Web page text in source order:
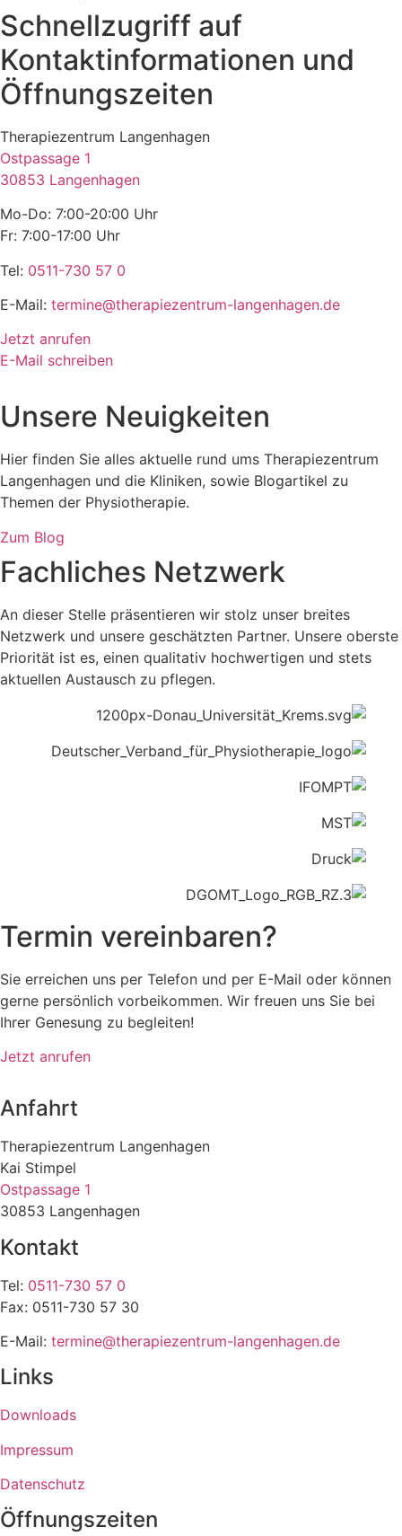
Schnellzugriff auf
Kontaktinformationen und
Öffnungszeiten
Therapiezentrum Langenhagen
Ostpassage 1
30853 Langenhagen
Mo-Do: 7:00-20:00 Uhr
Fr: 7:00-17:00 Uhr
Tel: 0511-730 57 0
E-Mail: termine@therapiezentrum-langenhagen.de
Jetzt anrufen
E-Mail schreiben
Unsere Neuigkeiten
Hier finden Sie alles aktuelle rund ums Therapiezentrum
Langenhagen und die Kliniken, sowie Blogartikel zu
Themen der Physiotherapie.
Zum Blog
Fachliches Netzwerk
An dieser Stelle präsentieren wir stolz unser breites
Netzwerk und unsere geschätzten Partner. Unsere oberste
Priorität ist es, einen qualitativ hochwertigen und stets
aktuellen Austausch zu pflegen.
Termin vereinbaren?
Sie erreichen uns per Telefon und per E-Mail oder können
gerne persönlich vorbeikommen. Wir freuen uns Sie bei
Ihrer Genesung zu begleiten!
Jetzt anrufen
Anfahrt
Therapiezentrum Langenhagen
Kai Stimpel
Ostpassage 1
30853 Langenhagen
Kontakt
Tel: 0511-730 57 0
Fax: 0511-730 57 30
E-Mail: termine@therapiezentrum-langenhagen.de
Links
Downloads
Impressum
Datenschutz
Öffnungszeiten